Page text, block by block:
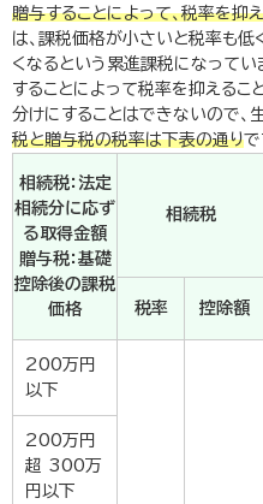
贈与することによって、税率を抑
は、課税価格が小さいと税率も低
くなるという累進課税になってい
することによって税率を抑えるこ
分けにすることはできないので、
税と贈与税の税率は下表の通りで
相続税：法定
相続分に応ず
る取得金額
贈与税：基礎
控除後の課税
価格
相続税
税率 控除額
200万円
以下
200万円
超 300万
円以下